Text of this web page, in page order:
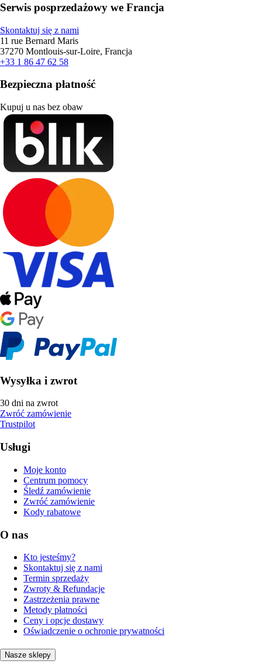
Serwis posprzedażowy we Francja
Skontaktuj się z nami
11 rue Bernard Maris
37270 Montlouis-sur-Loire, Francja
+33 1 86 47 62 58
Bezpieczna płatność
Kupuj u nas bez obaw
Wysyłka i zwrot
30 dni na zwrot
Zwróć zamówienie
Trustpilot
Usługi
Moje konto
Centrum pomocy
Śledź zamówienie
Zwróć zamówienie
Kody rabatowe
O nas
Kto jesteśmy?
Skontaktuj się z nami
Termin sprzedaży
Zwroty & Refundacje
Zastrzeżenia prawne
Metody płatności
Ceny i opcje dostawy
Oświadczenie o ochronie prywatności
Nasze sklepy